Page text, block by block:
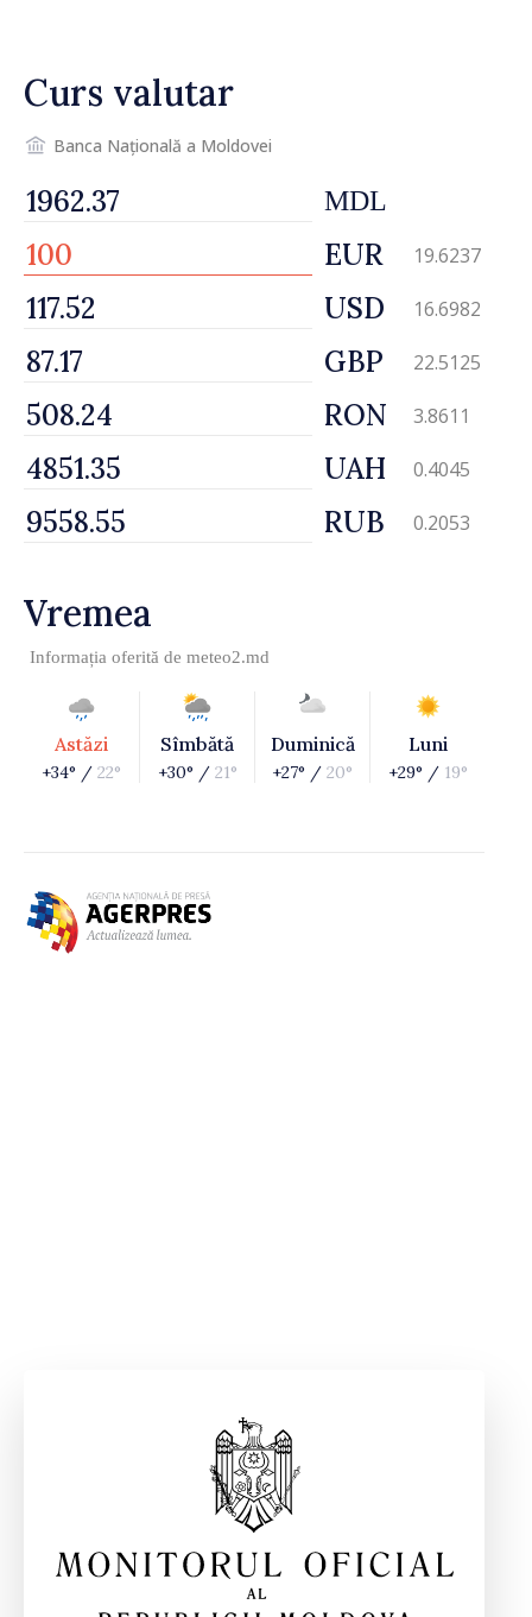
Curs valutar
Banca Națională a Moldovei
MDL
EUR 19.6237
USD 16.6982
GBP 22.5125
RON 3.8611
UAH 0.4045
RUB 0.2053
Vremea
Informația oferită de meteo2.md
Astăzi
+34° / 22°
Sîmbătă
+30° / 21°
Duminică
+27° / 20°
Luni
+29° / 19°